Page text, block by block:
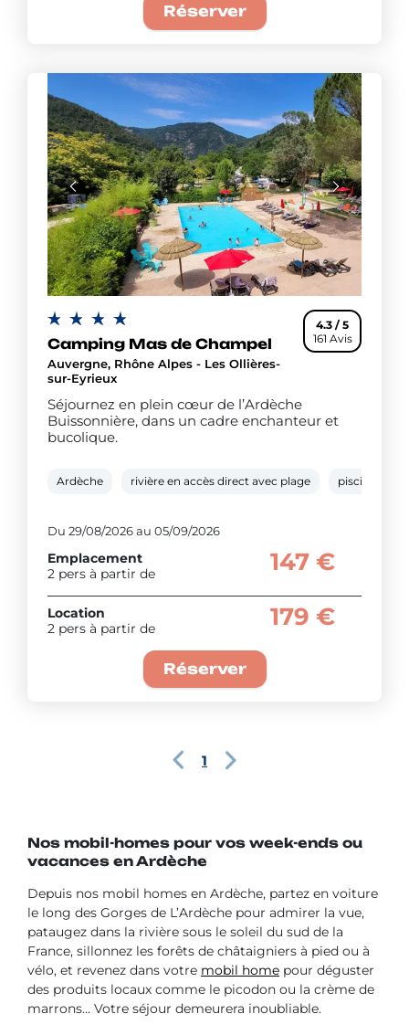
Réserver
4.3 / 5
161 Avis
Camping Mas de Champel
Auvergne, Rhône Alpes - Les Ollières-
sur-Eyrieux
Séjournez en plein cœur de l’Ardèche
Buissonnière, dans un cadre enchanteur et
bucolique.
Ardèche rivière en accès direct avec plage piscine
Du 29/08/2026 au 05/09/2026
Emplacement
2 pers à partir de
147 €
Location
2 pers à partir de
179 €
Réserver
1
Nos mobil-homes pour vos week-ends ou
vacances en Ardèche
Depuis nos mobil homes en Ardèche, partez en voiture
le long des Gorges de L’Ardèche pour admirer la vue,
pataugez dans la rivière sous le soleil du sud de la
France, sillonnez les forêts de châtaigniers à pied ou à
vélo, et revenez dans votre mobil home pour déguster
des produits locaux comme le picodon ou la crème de
marrons… Votre séjour demeurera inoubliable.